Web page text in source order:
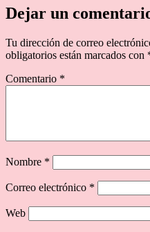
Dejar un
Tu dirección de correo
obligatorios están marcados con
Comentario *
Nombre *
Correo electrónico *
Web